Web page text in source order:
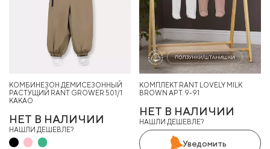
КОМБИНЕЗОН ДЕМИСЕЗОННЫЙ
РАСТУЩИЙ RANT GROWER 501/1
КАКАО
НЕТ В НАЛИЧИИ
НАШЛИ ДЕШЕВЛЕ?
КОМПЛЕКТ RANT LOVELY MILK
BROWN АРТ. 9-91
НЕТ В НАЛИЧИИ
НАШЛИ ДЕШЕВЛЕ?
Уведомить